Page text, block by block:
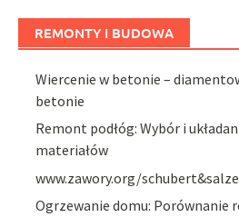
REMONTY I BUDOWA
Wiercenie w betonie –
betonie
Remont podłóg: Wybór i
materiałów
www.zawory.org/
Ogrzewanie domu: Porównanie